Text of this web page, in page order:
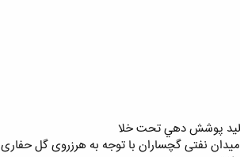
پوشش دهي تحت خلا
نفتی گچساران با توجه به هرزروی گل حفاری